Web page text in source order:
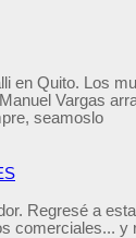
en Quito. Los
Vargas
seamoslo
Regresé a
comerciales...